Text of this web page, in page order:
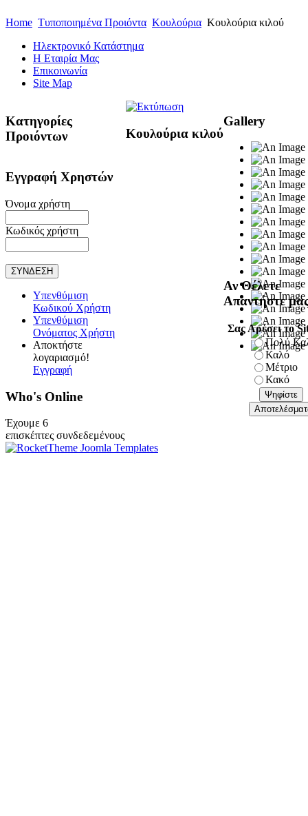
Home Τυποποιημένα Προιόντα Κουλούρια Κουλούρια κιλού
Ηλεκτρονικό Κατάστημα
Η Εταιρία Μας
Επικοινωνία
Site Map
Κατηγορίες
Προιόντων
Εγγραφή Χρηστών
Όνομα χρήστη
Κωδικός χρήστη
Υπενθύμιση
Κωδικού Χρήστη
Υπενθύμιση
Ονόματος Χρήστη
Αποκτήστε
λογαριασμό!
Εγγραφή
Who's Online
Έχουμε 6
επισκέπτες συνδεδεμένους
Κουλούρια κιλού
Gallery
Αν Θέλετε
Απαντήστε
Σας Αρέσει το
Πολύ
Καλό
Μέτριο
Κακό